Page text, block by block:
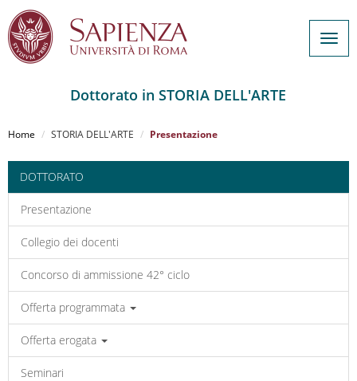
al
principale
Dottorato in STORIA DELL'ARTE
Home STORIA DELL'ARTE Presentazione
DOTTORATO
Presentazione
Collegio dei docenti
Concorso di ammissione 42° ciclo
Offerta programmata
Offerta erogata
Seminari